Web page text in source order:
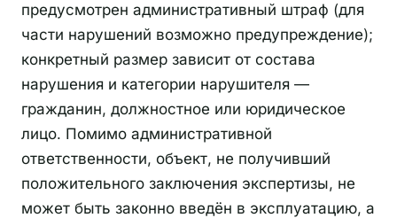
предусмотрен административный штраф (для
части нарушений возможно предупреждение);
конкретный размер зависит от состава
нарушения и категории нарушителя —
гражданин, должностное или юридическое
лицо. Помимо административной
ответственности, объект, не получивший
положительного заключения экспертизы, не
может быть законно введён в эксплуатацию, а